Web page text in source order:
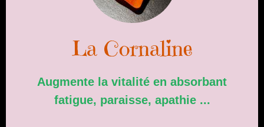
La Cornaline
Augmente la vitalité en absorbant
fatigue, paraisse, apathie ...